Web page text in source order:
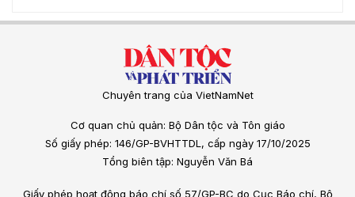
Chuyên trang của VietNamNet
Cơ quan chủ quản: Bộ Dân tộc và Tôn giáo
Số giấy phép: 146/GP-BVHTTDL, cấp ngày 17/10/2025
Tổng biên tập: Nguyễn Văn Bá
Giấy phép hoạt động báo chí số 57/GP-BC do Cục Báo chí, Bộ